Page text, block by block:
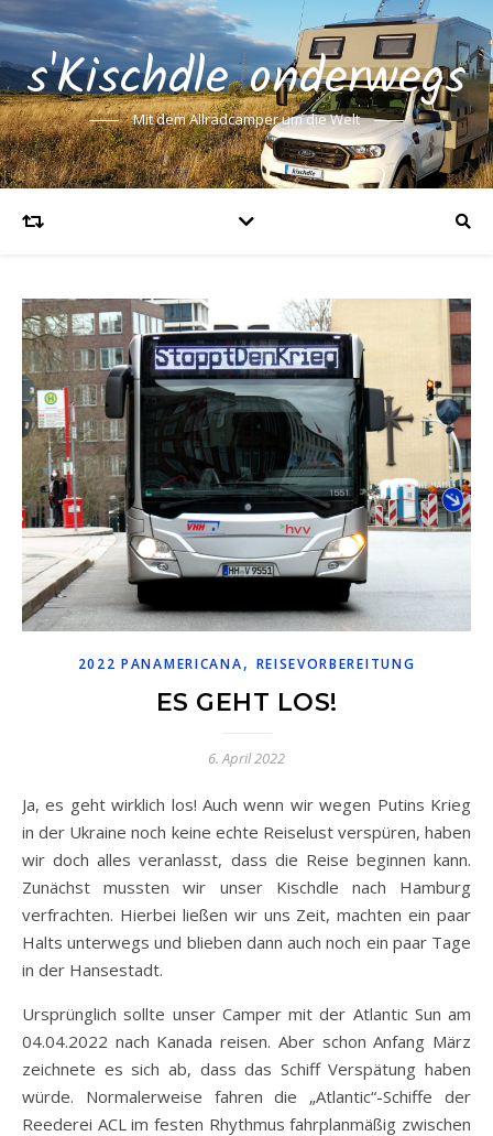
s'Kischdle onderwegs
Mit dem Allradcamper um die Welt
2022 PANAMERICANA, REISEVORBEREITUNG
ES GEHT LOS!
6. April 2022
Ja, es geht wirklich los! Auch wenn wir wegen Putins Krieg
in der Ukraine noch keine echte Reiselust verspüren, haben
wir doch alles veranlasst, dass die Reise beginnen kann.
Zunächst mussten wir unser Kischdle nach Hamburg
verfrachten. Hierbei ließen wir uns Zeit, machten ein paar
Halts unterwegs und blieben dann auch noch ein paar Tage
in der Hansestadt.
Ursprünglich sollte unser Camper mit der Atlantic Sun am
04.04.2022 nach Kanada reisen. Aber schon Anfang März
zeichnete es sich ab, dass das Schiff Verspätung haben
würde. Normalerweise fahren die „Atlantic“-Schiffe der
Reederei ACL im festen Rhythmus fahrplanmäßig zwischen